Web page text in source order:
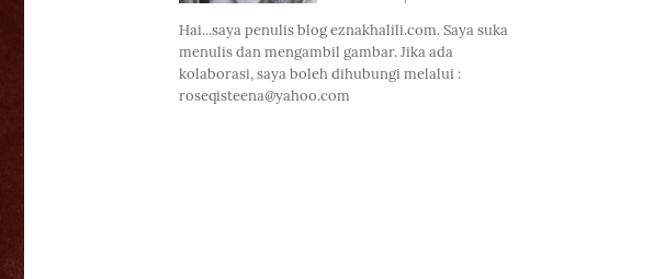
Hai...saya penulis blog eznakhalili.com. Saya suka
menulis dan mengambil gambar. Jika ada
kolaborasi, saya boleh dihubungi melalui :
roseqisteena@yahoo.com